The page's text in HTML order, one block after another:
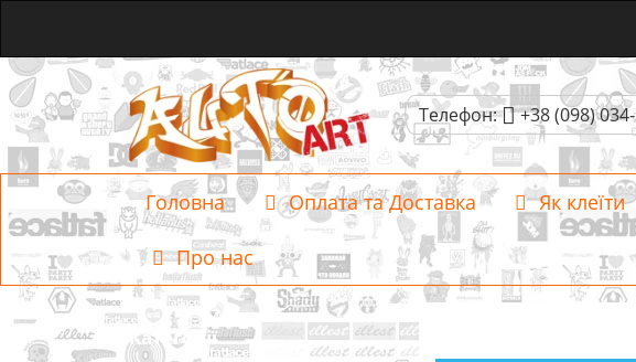
Телефон: +38 (098)
Головна Оплата та Доставка Як клеїти
Про нас
Категорії